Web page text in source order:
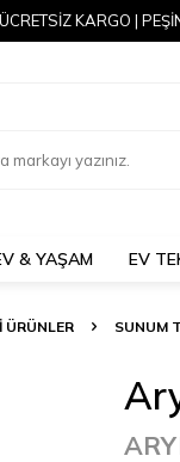
KARGO |
& YAŞAM EV
ÜRÜNLER SUNUM